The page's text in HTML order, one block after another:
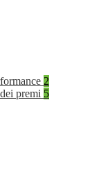
2
premi 5